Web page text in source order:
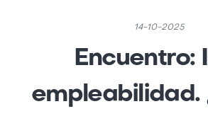
14-10-2025
Encuentro:
empleabilidad.